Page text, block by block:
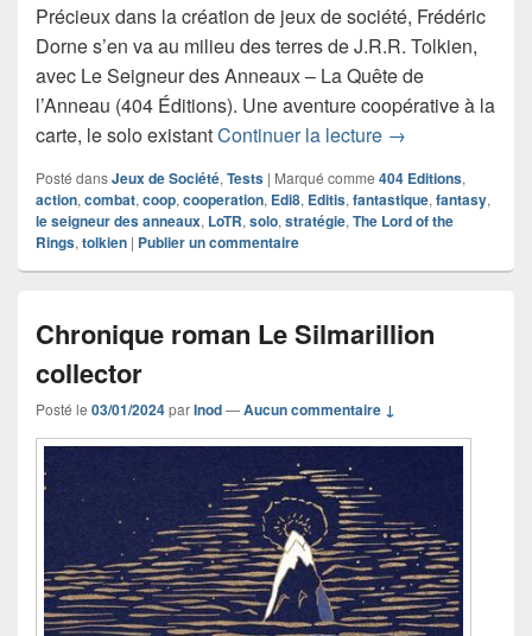
Précieux dans la création de jeux de société, Frédéric
Dorne s’en va au milieu des terres de J.R.R. Tolkien,
avec Le Seigneur des Anneaux – La Quête de
l’Anneau (404 Éditions). Une aventure coopérative à la
carte, le solo existantContinuer la lecture Chronique jeu
→
Posté dansJeux de Société, Tests | Marqué comme 404 Editions,
action, combat, coop, cooperation, Edi8, Editis, fantastique, fantasy,
le seigneur des anneaux, LoTR, solo, stratégie, The Lord of the
Rings, tolkien | Publier un commentaire
Chronique roman Le Silmarillion
collector
Posté le 03/01/2024parInod—Aucun commentaire ↓